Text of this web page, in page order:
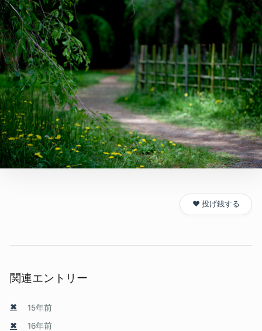
❤️ 投げ銭する
関連エントリー
✖
15年前
✖
16年前